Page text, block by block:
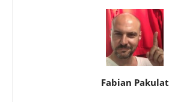
Fabian Pakulat